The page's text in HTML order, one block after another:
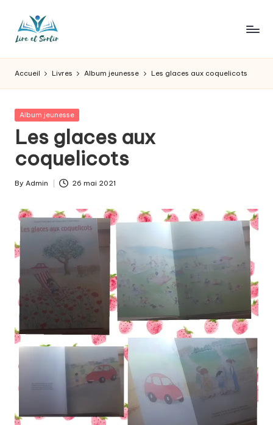
L
ir
e
e
t
s
o
r
t
ir
pour
les
goûts,
des
pour
Accueil Livres Album jeunesse Les glaces aux coquelicots
Posted
Album jeunesse
Les glaces aux
coquelicots
Posted
By Admin 26 mai 2021